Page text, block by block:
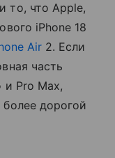
то, что Apple,
iPhone 18
Air2. Если
часть
и Pro Max,
дорогой